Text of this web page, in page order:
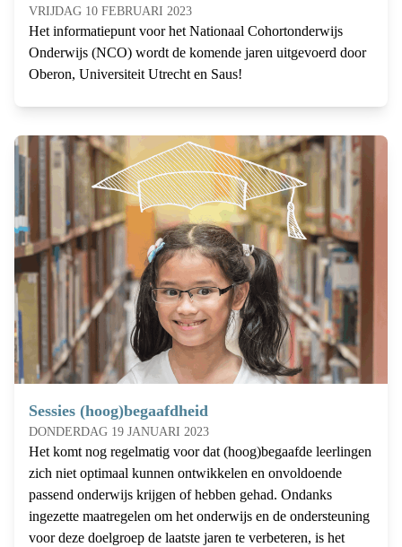
VRIJDAG 10 FEBRUARI 2023
Het informatiepunt voor het Nationaal Cohortonderwijs
Onderwijs (NCO) wordt de komende jaren uitgevoerd door
Oberon, Universiteit Utrecht en Saus!
Sessies (hoog)begaafdheid
DONDERDAG 19 JANUARI 2023
Het komt nog regelmatig voor dat (hoog)begaafde leerlingen
zich niet optimaal kunnen ontwikkelen en onvoldoende
passend onderwijs krijgen of hebben gehad. Ondanks
ingezette maatregelen om het onderwijs en de ondersteuning
voor deze doelgroep de laatste jaren te verbeteren, is het